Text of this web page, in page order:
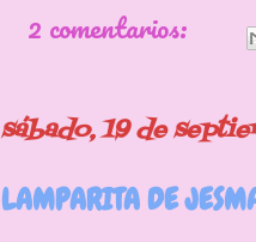
2 comentarios:
sábado, 19 de
LAMPARITA DE